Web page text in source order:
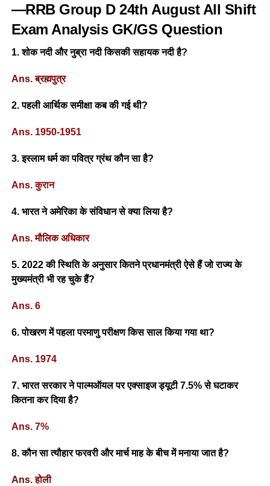
—RRB Group D 24th August All Shift
Exam Analysis GK/GS Question
1. शोक नदी और नुब्रा नदी किसकी सहायक नदी है?
Ans. ब्रह्मपुत्र
2. पहली आर्थिक समीक्षा कब की गई थी?
Ans. 1950-1951
3. इस्लाम धर्म का पवित्र ग्रंथ कौन सा है?
Ans. कुरान
4. भारत ने अमेरिका के संविधान से क्या लिया है?
Ans. मौलिक अधिकार
5. 2022 की स्थिति के अनुसार कितने प्रधानमंत्री ऐसे हैं जो राज्य के
मुख्यमंत्री भी रह चुके हैं?
Ans. 6
6. पोखरण में पहला परमाणु परीक्षण किस साल किया गया था?
Ans. 1974
7. भारत सरकार ने पाल्मऑयल पर एक्साइज ड्यूटी 7.5% से घटाकर
कितना कर दिया है?
Ans. 7%
8. कौन सा त्यौहार फरवरी और मार्च माह के बीच में मनाया जात है?
Ans. होली